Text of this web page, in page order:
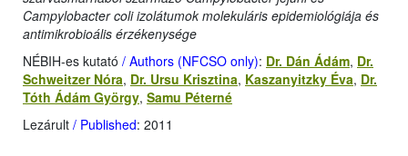
Campylobacter coli izolátumok molekuláris epidemiológiája és
antimikrobioális érzékenysége
NÉBIH-es kutató / Authors (NFCSO only): Dr. Dán Ádám, Dr.
Schweitzer Nóra, Dr. Ursu Krisztina, Kaszanyitzky Éva, Dr.
Tóth Ádám György, Samu Péterné
Lezárult / Published: 2011